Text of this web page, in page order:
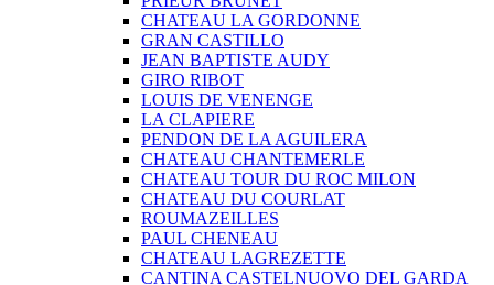
CHATEAU LA GORDONNE
GRAN CASTILLO
JEAN BAPTISTE AUDY
GIRO RIBOT
LOUIS DE VENENGE
LA CLAPIERE
PENDON DE LA AGUILERA
CHATEAU CHANTEMERLE
CHATEAU TOUR DU ROC MILON
CHATEAU DU COURLAT
ROUMAZEILLES
PAUL CHENEAU
CHATEAU LAGREZETTE
CANTINA CASTELNUOVO DEL GARDA